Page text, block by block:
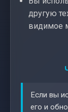
другую
видимое
Если вы
его и